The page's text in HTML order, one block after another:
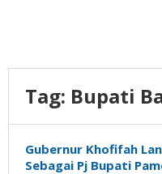
Tag: Bupati
Gubernur Khofifah
Sebagai Pj Bupati